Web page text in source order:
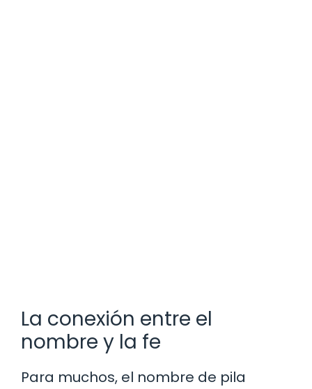
La conexión entre el
nombre y la fe
Para muchos, el nombre de pila